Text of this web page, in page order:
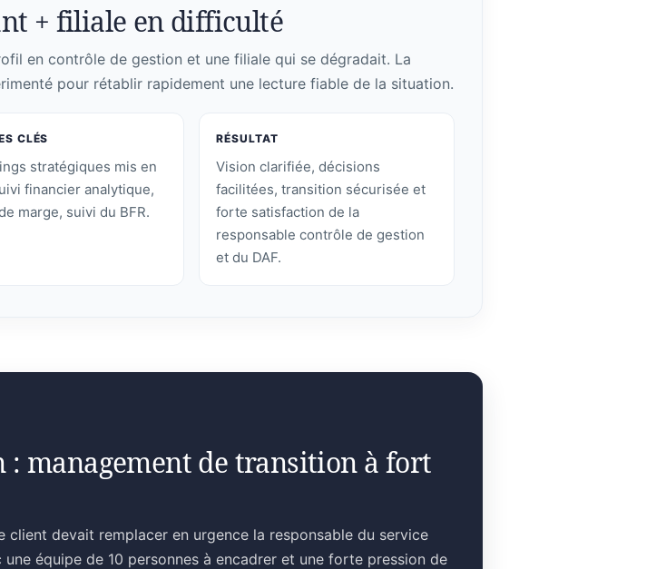
+ filiale en difficulté
en contrôle de gestion et une filiale qui se dégradait. La
pour rétablir rapidement une lecture fiable de la situation.
CLÉS
stratégiques mis en
financier analytique,
marge, suivi du BFR.
RÉSULTAT
Vision clarifiée, décisions
facilitées, transition sécurisée et
forte satisfaction de la
responsable contrôle de gestion
et du DAF.
: management de transition à fort
devait remplacer en urgence la responsable du service
équipe de 10 personnes à encadrer et une forte pression de